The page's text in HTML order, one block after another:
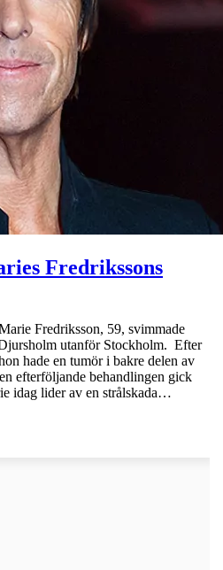
Fredrikssons
Fredriksson, 59, svimmade
utanför Stockholm. Efter
hade en tumör i bakre delen av
efterföljande behandlingen gick
idag lider av en strålskada…